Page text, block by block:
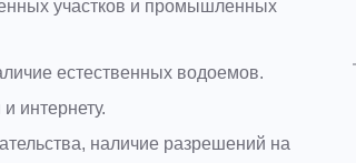
участков и промышленных
естественных водоемов.
интернету.
наличие разрешений на